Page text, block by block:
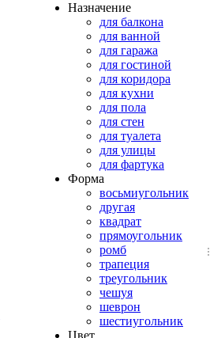
Назначение
для балкона
для ванной
для гаража
для гостиной
для коридора
для кухни
для пола
для стен
для туалета
для улицы
для фартука
Форма
восьмиугольник
другая
квадрат
прямоугольник
ромб
трапеция
треугольник
чешуя
шеврон
шестиугольник
Цвет